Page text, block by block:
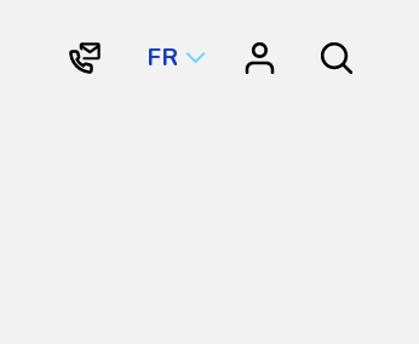
"Contactez
FR
"Centre
Search